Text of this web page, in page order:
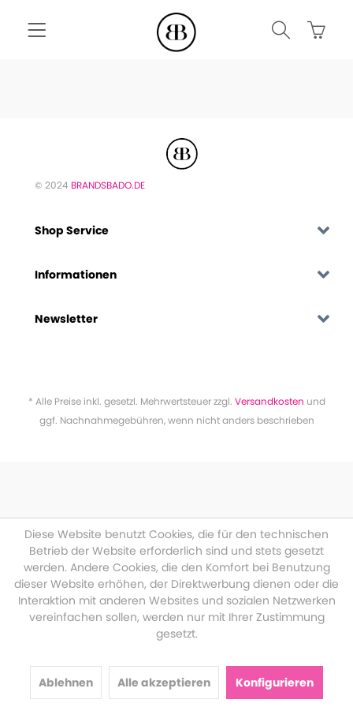
© 2024 BRANDSBADO.DE
Shop Service
Informationen
Newsletter
* Alle Preise inkl. gesetzl. Mehrwertsteuer zzgl. Versandkosten und
ggf. Nachnahmegebühren, wenn nicht anders beschrieben
Diese Website benutzt Cookies, die für den technischen
Betrieb der Website erforderlich sind und stets gesetzt
werden. Andere Cookies, die den Komfort bei Benutzung
dieser Website erhöhen, der Direktwerbung dienen oder die
Interaktion mit anderen Websites und sozialen Netzwerken
vereinfachen sollen, werden nur mit Ihrer Zustimmung
gesetzt.
Ablehnen Alle akzeptieren Konfigurieren